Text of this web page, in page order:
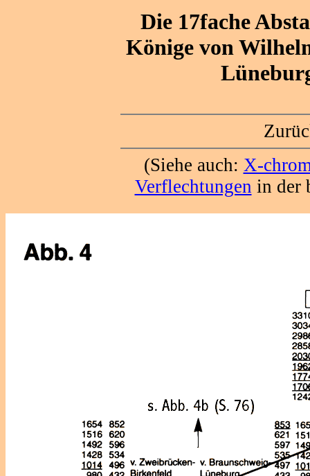
Die 17fache
Könige von
(Siehe auch: X-
Verflechtungen in der